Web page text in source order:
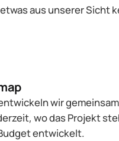
aus unserer Sicht
wir
wo das Projekt
entwickelt.